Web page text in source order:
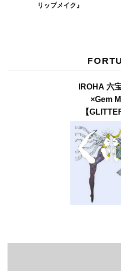
リップメイク』
IROHA 六
×Gem
【
SUMMER